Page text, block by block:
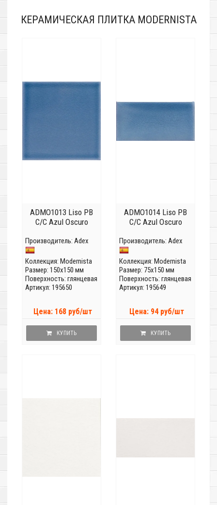
КЕРАМИЧЕСКАЯ ПЛИТКА MODERNISTA
ADMO1013 Liso PB
C/C Azul Oscuro
Производитель: Adex
Коллекция: Modernista
Размер: 150x150 мм
Поверхность: глянцевая
Артикул: 195650
Цена: 168 руб/шт
КУПИТЬ
ADMO1014 Liso PB
C/C Azul Oscuro
Производитель: Adex
Коллекция: Modernista
Размер: 75x150 мм
Поверхность: глянцевая
Артикул: 195649
Цена: 94 руб/шт
КУПИТЬ